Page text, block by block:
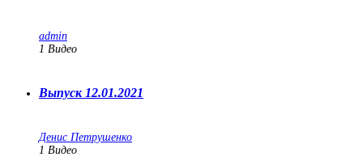
admin
1 Видео
Выпуск 12.01.2021
Денис Петрушенко
1 Видео